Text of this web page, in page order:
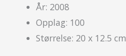
År: 2008
Opplag: 100
Størrelse: 20 x 12.5 cm